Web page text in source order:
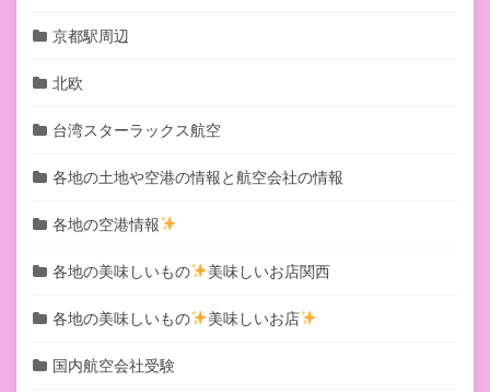
京都駅周辺
北欧
台湾スターラックス航空
各地の土地や空港の情報と航空会社の情報
各地の空港情報
各地の美味しいもの 美味しいお店関西
各地の美味しいもの 美味しいお店
国内航空会社受験